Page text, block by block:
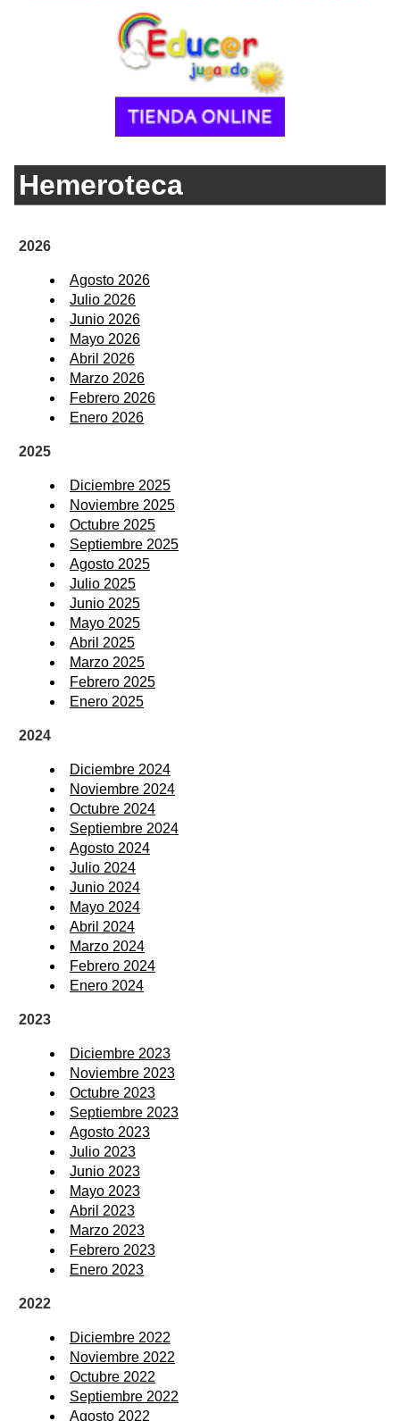
Hemeroteca
2026
Agosto 2026
Julio 2026
Junio 2026
Mayo 2026
Abril 2026
Marzo 2026
Febrero 2026
Enero 2026
2025
Diciembre 2025
Noviembre 2025
Octubre 2025
Septiembre 2025
Agosto 2025
Julio 2025
Junio 2025
Mayo 2025
Abril 2025
Marzo 2025
Febrero 2025
Enero 2025
2024
Diciembre 2024
Noviembre 2024
Octubre 2024
Septiembre 2024
Agosto 2024
Julio 2024
Junio 2024
Mayo 2024
Abril 2024
Marzo 2024
Febrero 2024
Enero 2024
2023
Diciembre 2023
Noviembre 2023
Octubre 2023
Septiembre 2023
Agosto 2023
Julio 2023
Junio 2023
Mayo 2023
Abril 2023
Marzo 2023
Febrero 2023
Enero 2023
2022
Diciembre 2022
Noviembre 2022
Octubre 2022
Septiembre 2022
Agosto 2022